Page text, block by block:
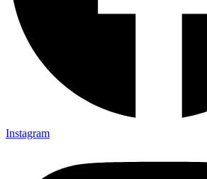
Instagram